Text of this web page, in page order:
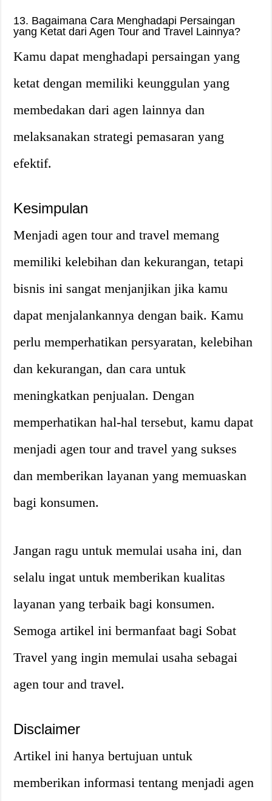
13. Bagaimana Cara Menghadapi Persaingan
yang Ketat dari Agen Tour and Travel Lainnya?
Kamu dapat menghadapi persaingan yang
ketat dengan memiliki keunggulan yang
membedakan dari agen lainnya dan
melaksanakan strategi pemasaran yang
efektif.
Kesimpulan
Menjadi agen tour and travel memang
memiliki kelebihan dan kekurangan, tetapi
bisnis ini sangat menjanjikan jika kamu
dapat menjalankannya dengan baik. Kamu
perlu memperhatikan persyaratan, kelebihan
dan kekurangan, dan cara untuk
meningkatkan penjualan. Dengan
memperhatikan hal-hal tersebut, kamu dapat
menjadi agen tour and travel yang sukses
dan memberikan layanan yang memuaskan
bagi konsumen.
Jangan ragu untuk memulai usaha ini, dan
selalu ingat untuk memberikan kualitas
layanan yang terbaik bagi konsumen.
Semoga artikel ini bermanfaat bagi Sobat
Travel yang ingin memulai usaha sebagai
agen tour and travel.
Disclaimer
Artikel ini hanya bertujuan untuk
memberikan informasi tentang menjadi agen